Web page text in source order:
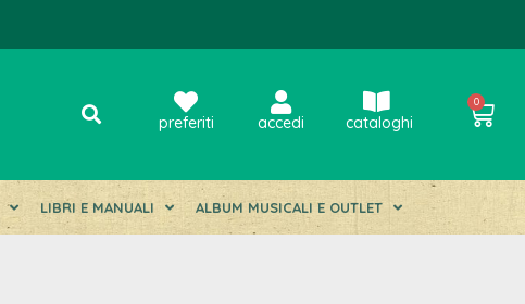
preferiti accedi cataloghi
0
LIBRI E MANUALI ALBUM MUSICALI E OUTLET